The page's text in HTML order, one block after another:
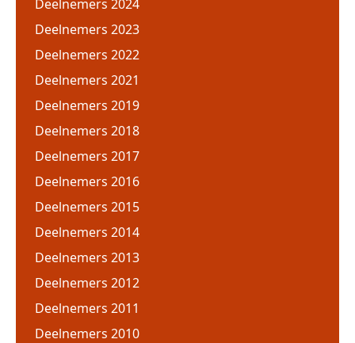
Deelnemers 2024
Deelnemers 2023
Deelnemers 2022
Deelnemers 2021
Deelnemers 2019
Deelnemers 2018
Deelnemers 2017
Deelnemers 2016
Deelnemers 2015
Deelnemers 2014
Deelnemers 2013
Deelnemers 2012
Deelnemers 2011
Deelnemers 2010